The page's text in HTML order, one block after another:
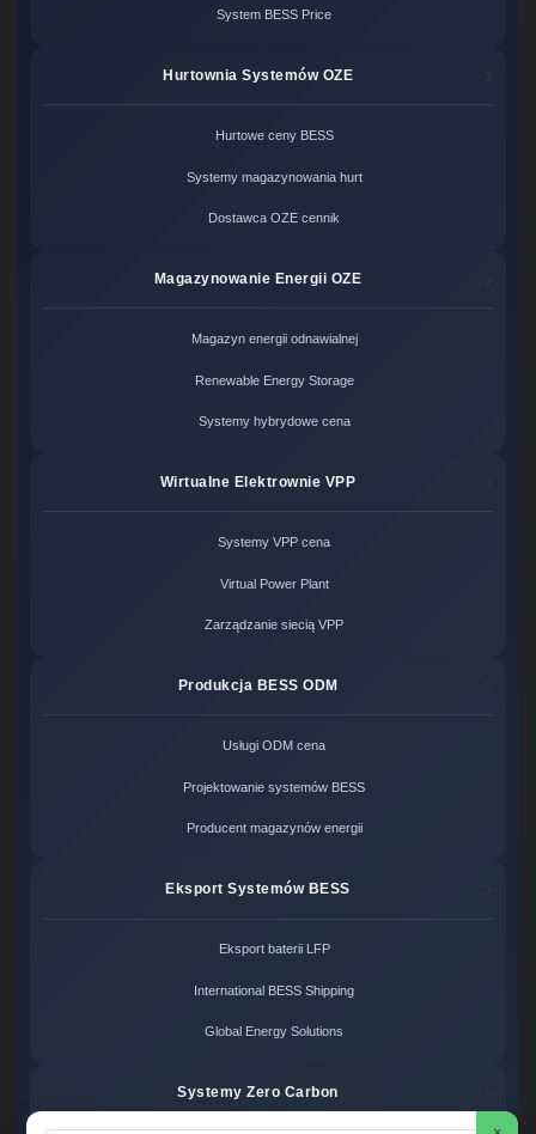
System BESS Price
Hurtownia Systemów OZE
Hurtowe ceny BESS
Systemy magazynowania hurt
Dostawca OZE cennik
Magazynowanie Energii OZE
Magazyn energii odnawialnej
Renewable Energy Storage
Systemy hybrydowe cena
Wirtualne Elektrownie VPP
Systemy VPP cena
Virtual Power Plant
Zarządzanie siecią VPP
Produkcja BESS ODM
Usługi ODM cena
Projektowanie systemów BESS
Producent magazynów energii
Eksport Systemów BESS
Eksport baterii LFP
International BESS Shipping
Global Energy Solutions
Systemy Zero Carbon